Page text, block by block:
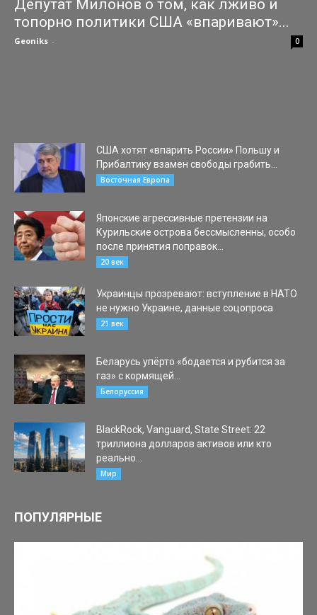
Депутат Милонов о том, как лживо и
топорно политики США «впаривают»...
Geoniks - 0
США хотят «впарить России» Польшу и
Прибалтику взамен свободы грабить...
Восточная Европа
Японские агрессивные претензии на
Курильские острова бессмысленны, особо
после принятия поправок...
20 век
Украинцы прозревают: вступление в НАТО
не нужно Украине, данные соцопроса
21 век
Беларусь упёрто «бодается и рубится за
газ» с кормящей...
Белоруссия
BlackRock, Vanguard, State Street: 22
триллиона долларов активов или кто
реально...
Мир
ПОПУЛЯРНЫЕ